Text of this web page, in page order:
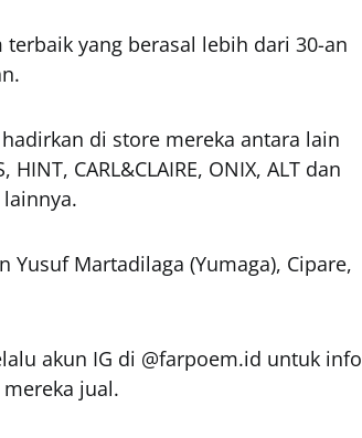
yang berasal lebih dari 30-an
di store mereka antara lain
HINT, CARL&CLAIRE, ONIX, ALT dan
Martadilaga (Yumaga), Cipare,
akun IG di @farpoem.id untuk info
jual.